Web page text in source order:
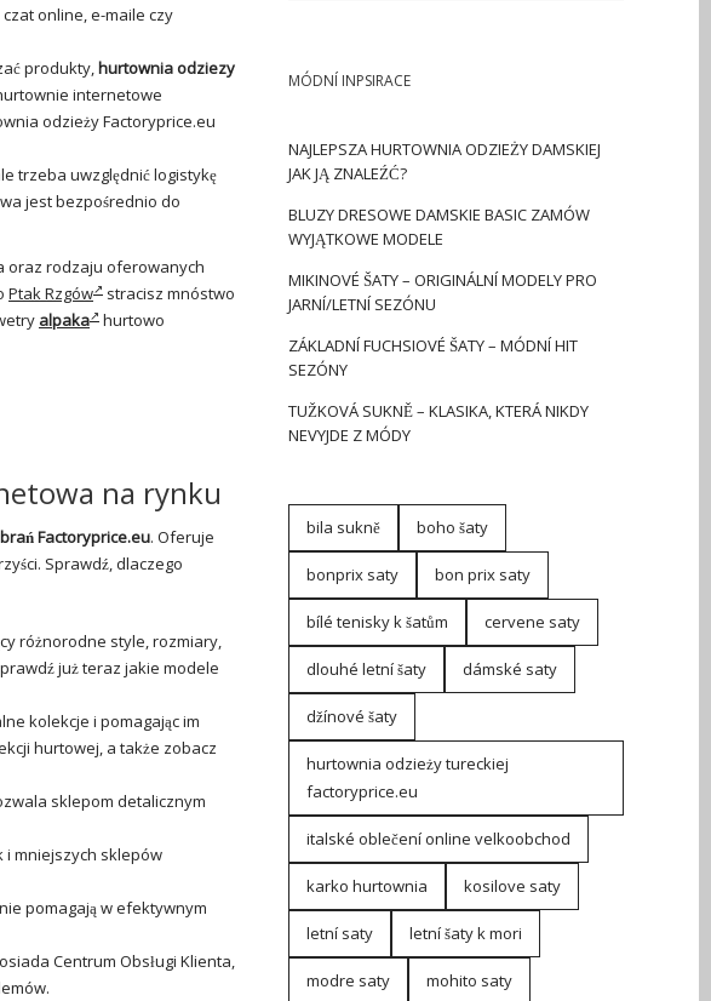
online, e-maile czy
produkty, hurtownia odziezy
internetowe
odzieży Factoryprice.eu
trzeba uwzględnić logistykę
jest bezpośrednio do
oraz rodzaju oferowanych
Ptak Rzgów
stracisz mnóstwo
alpaka hurtowo
na rynku
Factoryprice.eu. Oferuje
Sprawdź, dlaczego
różnorodne style, rozmiary,
już teraz jakie modele
kolekcje i pomagając im
hurtowej, a także zobacz
sklepom detalicznym
mniejszych sklepów
pomagają w efektywnym
Centrum Obsługi Klienta,
MÓDNÍ INPSIRACE
NAJLEPSZA HURTOWNIA ODZIEŻY DAMSKIEJ
JAK JĄ ZNALEŹĆ?
BLUZY DRESOWE DAMSKIE BASIC ZAMÓW
WYJĄTKOWE MODELE
MIKINOVÉ ŠATY – ORIGINÁLNÍ MODELY PRO
JARNÍ/LETNÍ SEZÓNU
ZÁKLADNÍ FUCHSIOVÉ ŠATY – MÓDNÍ HIT
SEZÓNY
TUŽKOVÁ SUKNĚ – KLASIKA, KTERÁ NIKDY
NEVYJDE Z MÓDY
bila sukně boho šaty
bonprix saty bon prix saty
bílé tenisky k šatům cervene saty
dlouhé letní šaty dámské saty
džínové šaty
hurtownia odzieży tureckiej
factoryprice.eu
italské oblečení online velkoobchod
karko hurtownia kosilove saty
letní saty letní šaty k mori
modre saty mohito saty